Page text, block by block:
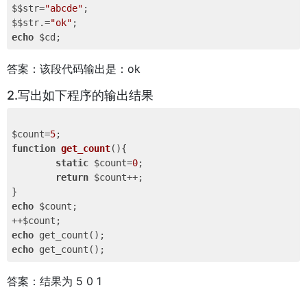
$$str="abcde" ;
$$str.="ok"
echo
答案：该段代码输出是：ok
2.写出如下程序的输出结果
$count=5
function get_count(){
static $count=0;
return $count++;
echo $count;
echo
echo
答案：结果为 5 0 1